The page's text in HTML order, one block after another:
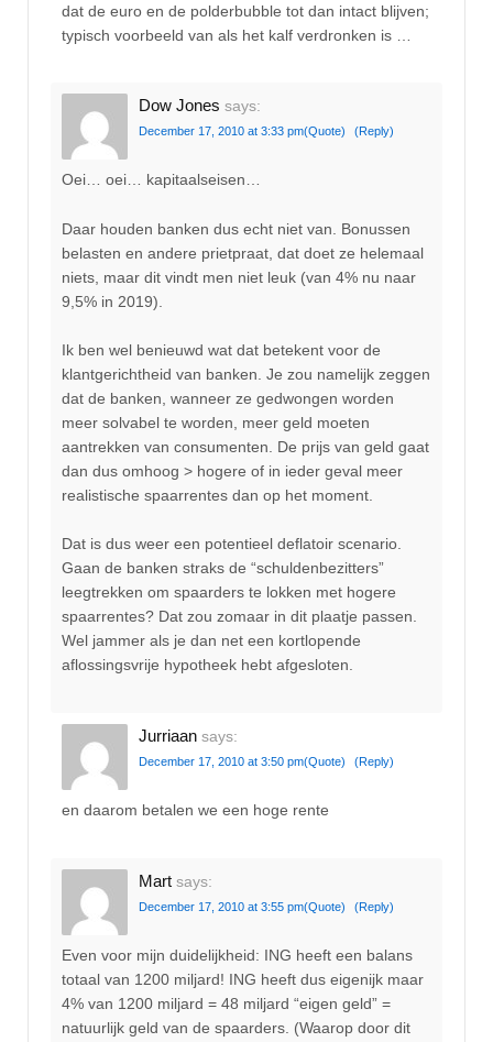
dat de euro en de polderbubble tot dan intact blijven;
typisch voorbeeld van als het kalf verdronken is …
Dow Jones says:
December 17, 2010 at 3:33 pm(Quote) (Reply)
Oei… oei… kapitaalseisen…
Daar houden banken dus echt niet van. Bonussen
belasten en andere prietpraat, dat doet ze helemaal
niets, maar dit vindt men niet leuk (van 4% nu naar
9,5% in 2019).
Ik ben wel benieuwd wat dat betekent voor de
klantgerichtheid van banken. Je zou namelijk zeggen
dat de banken, wanneer ze gedwongen worden
meer solvabel te worden, meer geld moeten
aantrekken van consumenten. De prijs van geld gaat
dan dus omhoog > hogere of in ieder geval meer
realistische spaarrentes dan op het moment.
Dat is dus weer een potentieel deflatoir scenario.
Gaan de banken straks de “schuldenbezitters”
leegtrekken om spaarders te lokken met hogere
spaarrentes? Dat zou zomaar in dit plaatje passen.
Wel jammer als je dan net een kortlopende
aflossingsvrije hypotheek hebt afgesloten.
Jurriaan says:
December 17, 2010 at 3:50 pm(Quote) (Reply)
en daarom betalen we een hoge rente
Mart says:
December 17, 2010 at 3:55 pm(Quote) (Reply)
Even voor mijn duidelijkheid: ING heeft een balans
totaal van 1200 miljard! ING heeft dus eigenijk maar
4% van 1200 miljard = 48 miljard “eigen geld” =
natuurlijk geld van de spaarders. (Waarop door dit